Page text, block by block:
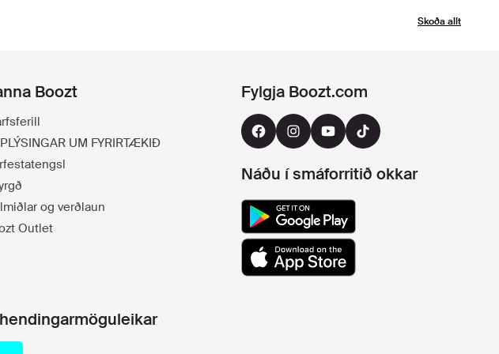
Skoða allt
Boozt
UM FYRIRTÆKIÐ
og verðlaun
Outlet
Fylgja Boozt.com
Náðu í smáforritið okkar